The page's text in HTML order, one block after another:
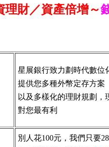
理財／資產倍增～
星展銀行致力劃時代數位
提供您多種外幣定存方案
以及多樣化的理財規劃，
對您最有利
別人花100元，我們只要